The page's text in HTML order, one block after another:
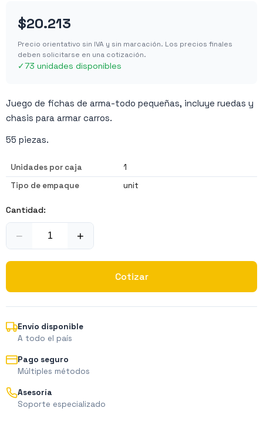
$20.213
Precio orientativo sin IVA y sin marcación. Los precios finales
deben solicitarse en una cotización.
✓73 unidades disponibles
Juego de fichas de arma-todo pequeñas, incluye ruedas y
chasis para armar carros.
55 piezas.
Unidades por caja
1
Tipo de empaque
unit
Cantidad:
− +
Cotizar
Envío disponible
A todo el país
Pago seguro
Múltiples métodos
Asesoría
Soporte especializado